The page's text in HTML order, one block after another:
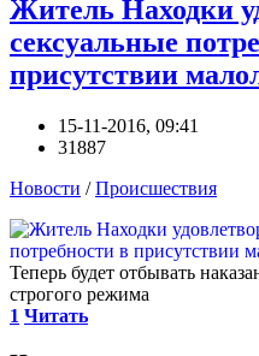
Житель Находки
сексуальные
присутствии
15-11-2016, 09:41
31887
Новости /Происшествия
Теперь будет отбывать
строгого режима
1 Читать